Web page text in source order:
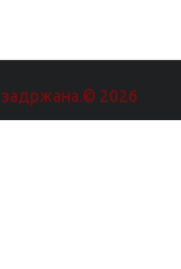
2026